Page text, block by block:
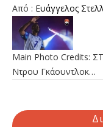
Από : Ευάγγελος
Main Photo Credits:
Ντρου Γκάουντλοκ…